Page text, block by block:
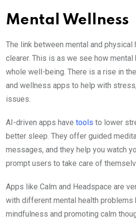
Mental Wellness
The link between mental and physical
clearer. This is as we see how
whole well-being. There is a rise in
and wellness apps to help with
issues.
AI-driven apps have tools to lower
better sleep. They offer guided
messages, and they help you watch
prompt users to take care of
Apps like Calm and Headspace are
with different mental health problems
mindfulness and promoting calm